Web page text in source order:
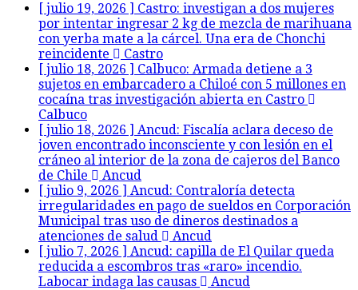
[ julio 19, 2026 ] Castro: investigan a dos mujeres
por intentar ingresar 2 kg de mezcla de marihuana
con yerba mate a la cárcel. Una era de Chonchi
reincidente
Castro
[ julio 18, 2026 ] Calbuco: Armada detiene a 3
sujetos en embarcadero a Chiloé con 5 millones en
cocaína tras investigación abierta en Castro
Calbuco
[ julio 18, 2026 ] Ancud: Fiscalía aclara deceso de
joven encontrado inconsciente y con lesión en el
cráneo al interior de la zona de cajeros del Banco
de Chile
Ancud
[ julio 9, 2026 ] Ancud: Contraloría detecta
irregularidades en pago de sueldos en Corporación
Municipal tras uso de dineros destinados a
atenciones de salud
Ancud
[ julio 7, 2026 ] Ancud: capilla de El Quilar queda
reducida a escombros tras «raro» incendio.
Labocar indaga las causas
Ancud